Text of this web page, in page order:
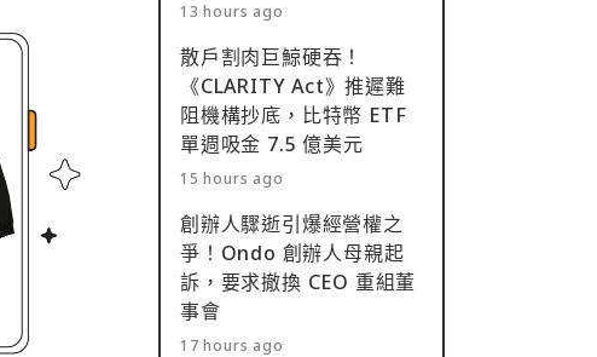
13 hours ago
散戶割肉巨鯨硬吞！
《CLARITY Act》推遲難
阻機構抄底，比特幣 ETF
單週吸金 7.5 億美元
15 hours ago
創辦人驟逝引爆經營權之
爭！Ondo 創辦人母親起
訴，要求撤換 CEO 重組董
事會
17 hours ago